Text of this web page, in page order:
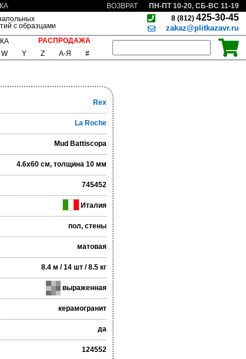
ВОЗВРАТ
ПН-ПТ 10-20, СБ-ВС 11-19
с образцами
8 (812) 425-30-45
zakaz@plitkazavr.ru
РАСПРОДАЖА
W Y Z А-Я #
Rex
La Roche
Mud Battiscopa
4.6x60 см, толщина 10 мм
745452
Италия
пол, стены
матовая
8.4 м / 14 шт / 8.5 кг
выраженная
керамогранит
да
124552